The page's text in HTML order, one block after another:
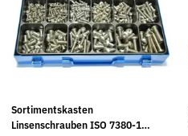
Sortimentskasten
Linsenschrauben ISO 7380-1